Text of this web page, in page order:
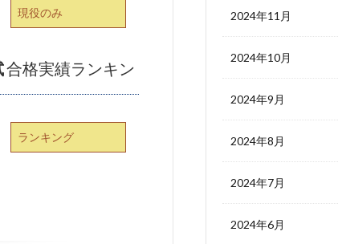
現役のみ
合格実績ランキン
ランキング
2024年11月
2024年10月
2024年9月
2024年8月
2024年7月
2024年6月